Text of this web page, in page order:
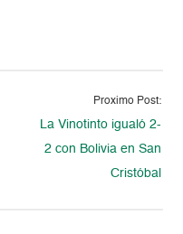
Proximo Post:
La Vinotinto igualó 2-
2 con Bolivia en San
Cristóbal